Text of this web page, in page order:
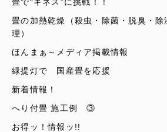
畳の加熱乾燥（殺虫・除菌・脱臭・除
理）
ほんまぁ～メディア掲載情報
緑提灯で 国産畳を応援
新着情報！
へり付畳 施工例 ③
お得ッ！情報ッ!!